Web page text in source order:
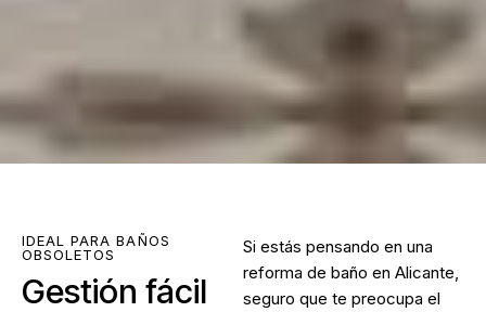
IDEAL PARA BAÑOS
OBSOLETOS
Gestión fácil
Si estás pensando en una
reforma de baño en Alicante
seguro que te preocupa el